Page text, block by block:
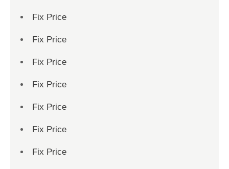
Fix Price
Fix Price
Fix Price
Fix Price
Fix Price
Fix Price
Fix Price